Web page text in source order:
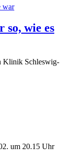
so, wie es
Klinik Schleswig-
um 20.15 Uhr